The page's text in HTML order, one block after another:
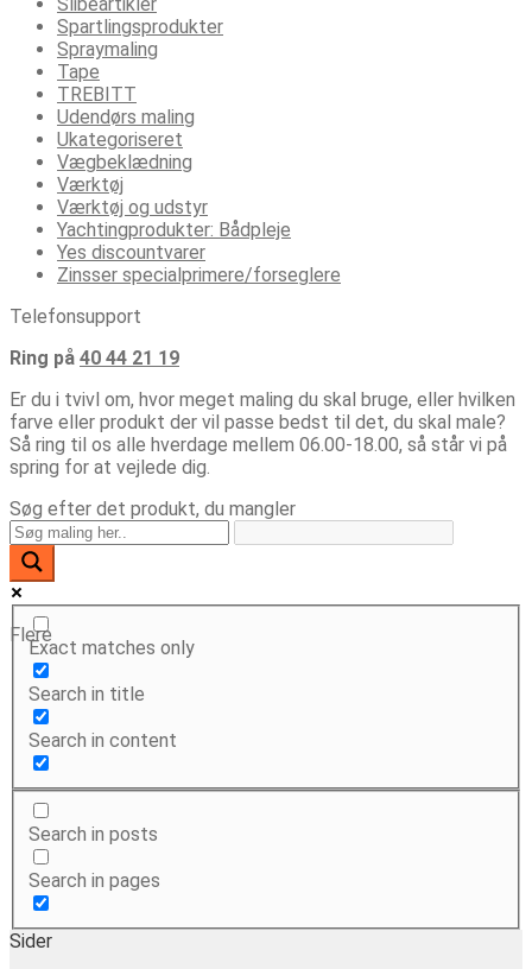
Spartlingsprodukter
Spraymaling
Tape
TREBITT
Udendørs maling
Ukategoriseret
Vægbeklædning
Værktøj
Værktøj og udstyr
Yachtingprodukter: Bådpleje
Yes discountvarer
Zinsser specialprimere/forseglere
Telefonsupport
Ring på 40 44 21 19
Er du i tvivl om, hvor meget maling du skal bruge, eller hvilken
farve eller produkt der vil passe bedst til det, du skal male?
Så ring til os alle hverdage mellem 06.00-18.00, så står vi på
spring for at vejlede dig.
Søg efter det produkt, du mangler
Flere
Exact matches only
Search in title
Search in content
Search in posts
Search in pages
Sider